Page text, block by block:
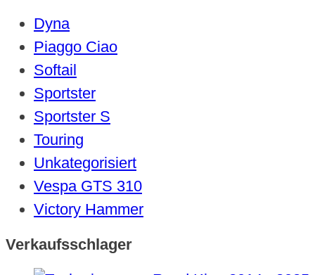
Dyna
Piaggo Ciao
Softail
Sportster
Sportster S
Touring
Unkategorisiert
Vespa GTS 310
Victory Hammer
Verkaufsschlager